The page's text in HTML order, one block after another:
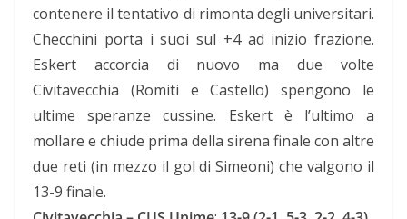
contenere il tentativo di rimonta degli universitari.
Checchini porta i suoi sul +4 ad inizio frazione.
Eskert accorcia di nuovo ma due volte
Civitavecchia (Romiti e Castello) spengono le
ultime speranze cussine. Eskert è l’ultimo a
mollare e chiude prima della sirena finale con altre
due reti (in mezzo il gol di Simeoni) che valgono il
13-9 finale.